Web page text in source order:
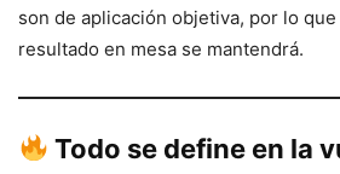
son de aplicación objetiva, por lo
resultado en mesa se mantendrá.
Todo se define en la